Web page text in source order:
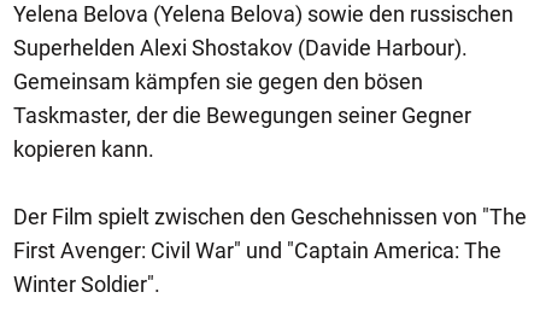
Yelena Belova (Yelena Belova) sowie den russischen
Superhelden Alexi Shostakov (Davide Harbour).
Gemeinsam kämpfen sie gegen den bösen
Taskmaster, der die Bewegungen seiner Gegner
kopieren kann.
Der Film spielt zwischen den Geschehnissen von "The
First Avenger: Civil War" und "Captain America: The
Winter Soldier".